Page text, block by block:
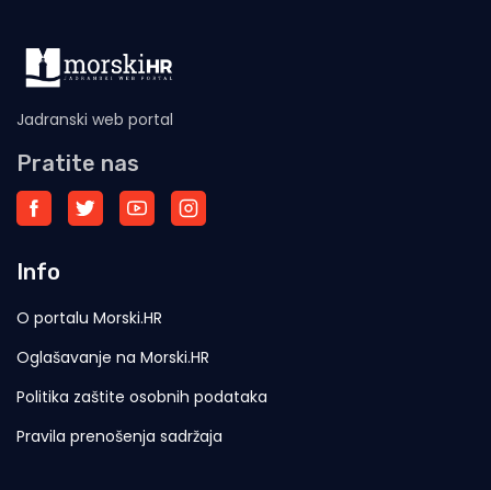
Jadranski web portal
Pratite nas
Info
O portalu Morski.HR
Oglašavanje na Morski.HR
Politika zaštite osobnih podataka
Pravila prenošenja sadržaja